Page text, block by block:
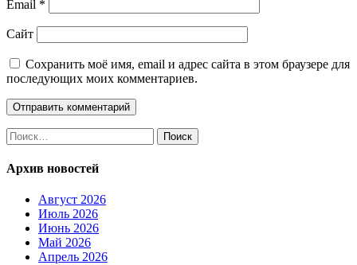
Email *
Сайт
Сохранить моё имя, email и адрес сайта в этом браузере для
последующих моих комментариев.
Найти:
Архив новостей
Август 2026
Июль 2026
Июнь 2026
Май 2026
Апрель 2026